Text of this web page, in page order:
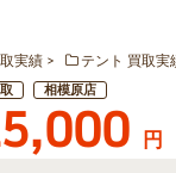
実績 テント 買取実
相模原店
円